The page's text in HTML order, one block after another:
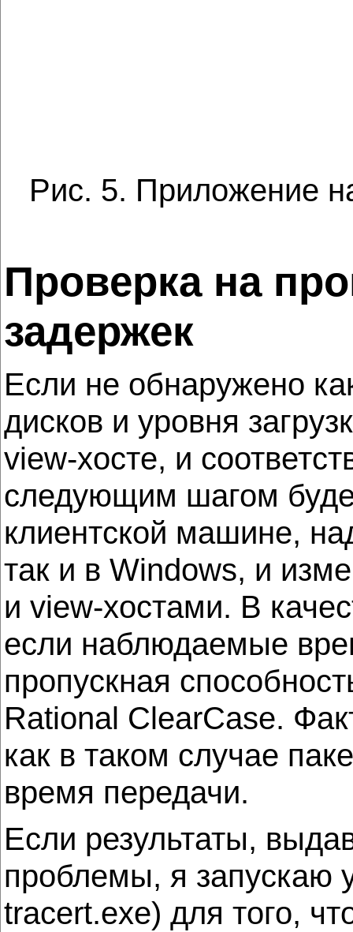
Рис. 5. Приложение
Проверка на
задержек
Если не обнаружено
дисков и уровня
view-хосте, и
следующим шагом
клиентской машине,
так и в Windows, и
и view-хостами. В
если наблюдаемые
пропускная
Rational ClearCase.
как в таком случае
время передачи.
Если результаты,
проблемы, я запускаю
tracert.exe) для того,